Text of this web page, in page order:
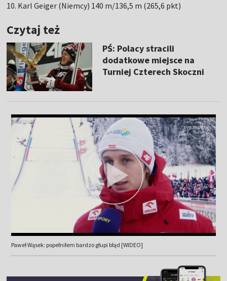
10. Karl Geiger (Niemcy) 140 m/136,5 m (265,6 pkt)
Czytaj też
PŚ: Polacy stracili
dodatkowe miejsce na
Turniej Czterech Skoczni
Paweł Wąsek: popełniłem bardzo głupi błąd [WIDEO]